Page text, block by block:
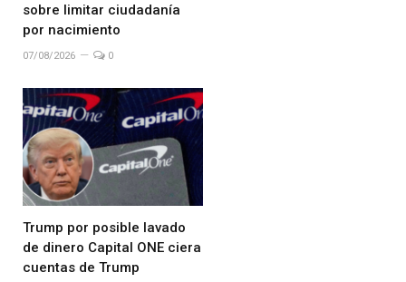
sobre limitar ciudadanía
por nacimiento
07/08/2026 0
Trump por posible lavado
de dinero Capital ONE ciera
cuentas de Trump